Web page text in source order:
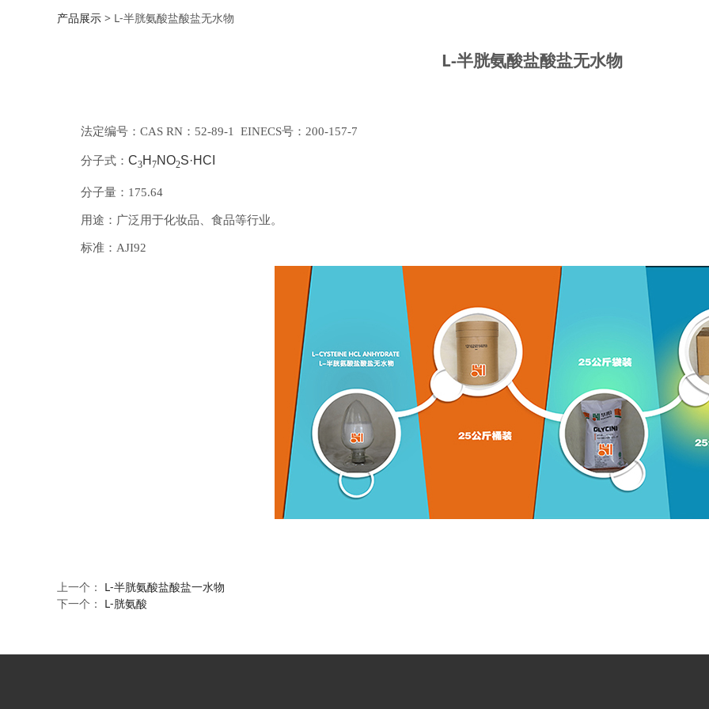
产品展示 > L-半胱氨酸盐酸盐无水物
L-半胱氨酸盐酸盐无水物
法定编号：CAS RN：52-89-1 EINECS号：200-157-7
分子式： C3H 7NO2S·HCI
分子量：175.64
用途：广泛用于化妆品、食品等行业。
标准：AJI92
上一个： L-半胱氨酸盐酸盐一水物
下一个： L-胱氨酸